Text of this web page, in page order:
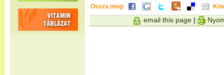
Ossza meg:
email this page |